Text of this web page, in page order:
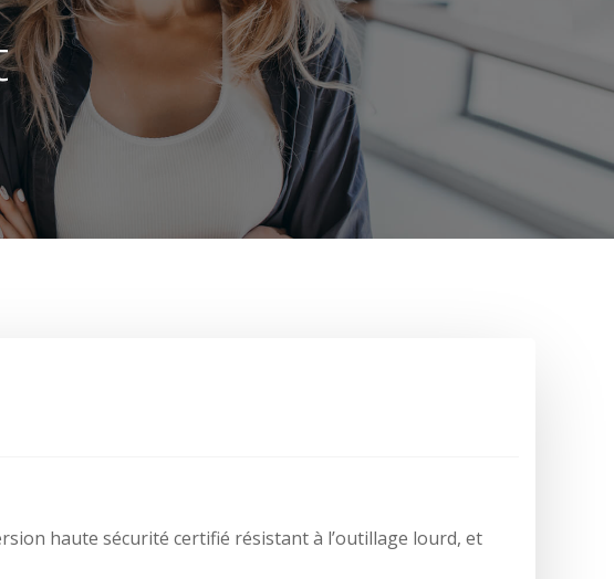
haute sécurité certifié résistant à l’outillage lourd, et